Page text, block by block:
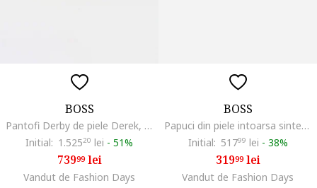
BOSS
Pantofi Derby de piele Derek, Negru
Initial: 1.52520 lei - 51%
73999lei
Vandut de Fashion Days
BOSS
Papuci din piele intoarsa sintetica cu catarama Surfley, Bej
Initial: 51799 lei - 38%
31999lei
Vandut de Fashion Days